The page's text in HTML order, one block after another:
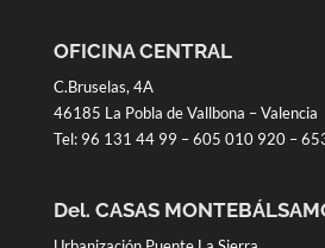
OFICINA CENTRAL
C.Bruselas, 4A
46185 La Pobla de Vallbona – Valencia
Tel: 96 131 44 99 –605 010 920–
Del. CASAS